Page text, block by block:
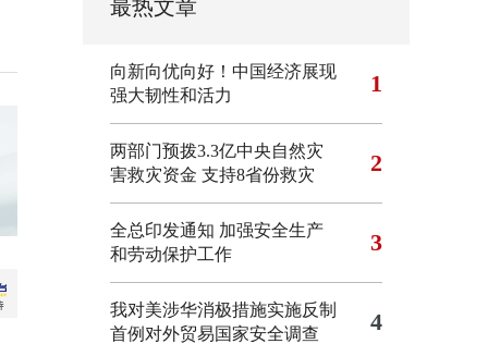
最热文章
向新向优向好！中国经济展现
强大韧性和活力
1
两部门预拨3.3亿中央自然灾
害救灾资金 支持8省份救灾
2
全总印发通知 加强安全生产
和劳动保护工作
3
我对美涉华消极措施实施反制
首例对外贸易国家安全调查
4